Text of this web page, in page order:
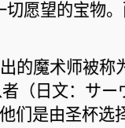
愿望的宝物
的魔术师被称
（日文：サー
们是由圣杯选